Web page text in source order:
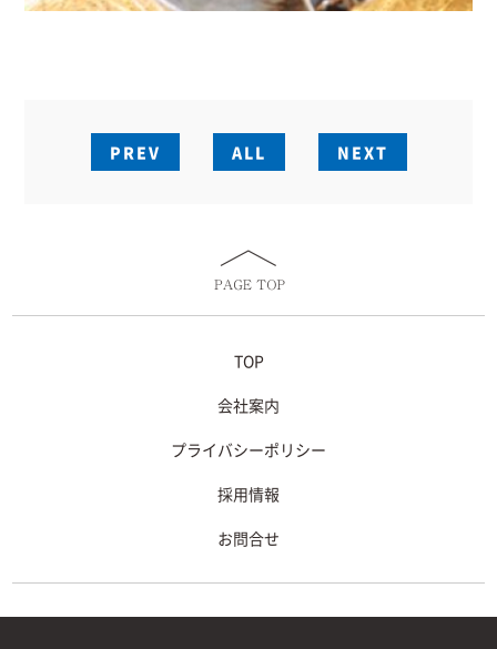
PREV ALL NEXT
TOP
会社案内
プライバシーポリシー
採用情報
お問合せ